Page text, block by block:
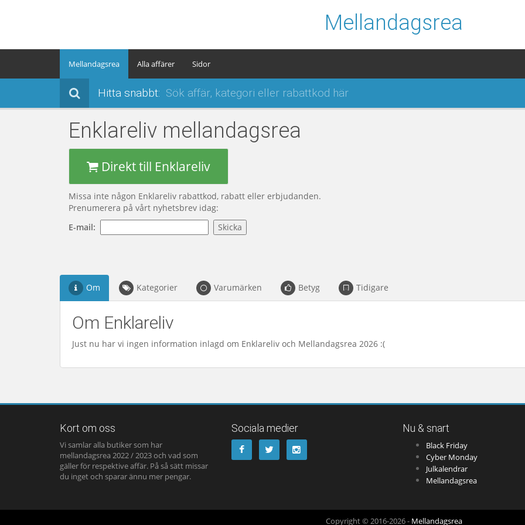
Mellandagsrea
Mellandagsrea Alla affärer Sidor
Hitta snabbt:
Enklareliv mellandagsrea
Direkt till Enklareliv
Missa inte någon Enklareliv rabattkod, rabatt eller erbjudanden.
Prenumerera på vårt nyhetsbrev idag:
E-mail:
Om Kategorier Varumärken Betyg Tidigare
Om Enklareliv
Just nu har vi ingen information inlagd om Enklareliv och Mellandagsrea 2026 :(
Kort om oss
Vi samlar alla butiker som har
mellandagsrea 2022 / 2023 och vad som
gäller för respektive affär. På så sätt missar
du inget och sparar ännu mer pengar.
Sociala medier Nu & snart
Black Friday
Cyber Monday
Julkalendrar
Mellandagsrea
Copyright © 2016-2026 - Mellandagsrea